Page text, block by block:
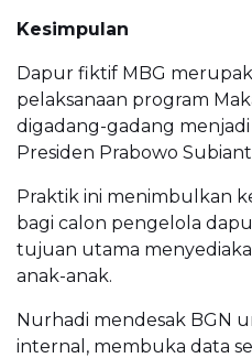
Kesimpulan
Dapur fiktif MBG
pelaksanaan program
digadang-gadang
Presiden Prabowo
Praktik ini menimbulkan
bagi calon pengelola
tujuan utama
anak-anak.
Nurhadi mendesak BGN
internal, membuka data